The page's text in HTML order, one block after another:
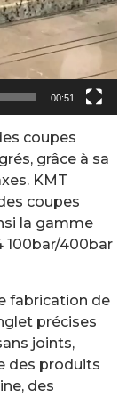
00:51
coupes
grâce à sa
KMT
coupes
la gamme
100bar/400bar
fabrication de
précises
joints,
des produits
des